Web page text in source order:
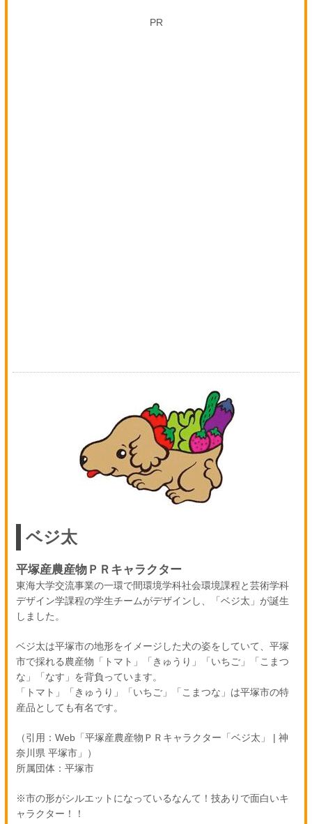
PR
ベジ太
平塚産農産物ＰＲキャラクター
東海大学交流事業の一環で間環境学科社会環境課程と芸術学科
デザイン学課程の学生チームがデザインし、「ベジ太」が誕生
しました。
ベジ太は平塚市の地形をイメージした犬の姿をしていて、平塚
市で採れる農産物「トマト」「きゅうり」「いちご」「こまつ
な」「なす」を背負っています。
「トマト」「きゅうり」「いちご」「こまつな」は平塚市の特
産品としても有名です。
（引用：Web「平塚産農産物ＰＲキャラクター「ベジ太」 | 神
奈川県 平塚市」）
所属団体：平塚市
※市の形がシルエットになっているなんて！技ありで面白いキ
ャラクター！！